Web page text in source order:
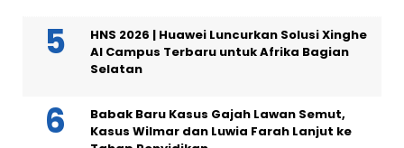
HNS 2026 | Huawei Luncurkan Solusi Xinghe
AI Campus Terbaru untuk Afrika Bagian
Selatan
Babak Baru Kasus Gajah Lawan Semut,
Kasus Wilmar dan Luwia Farah Lanjut ke